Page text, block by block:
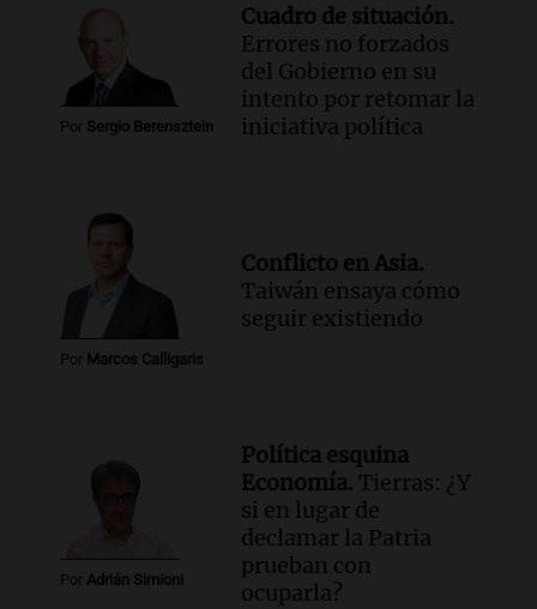
Por Sergio Berensztein
Cuadro de situación.
Errores no forzados
del Gobierno en su
intento por retomar la
iniciativa política
Por Marcos Calligaris
Conflicto en Asia.
Taiwán ensaya cómo
seguir existiendo
Por Adrián Simioni
Política esquina
Economía. Tierras: ¿Y
si en lugar de
declamar la Patria
prueban con
ocuparla?